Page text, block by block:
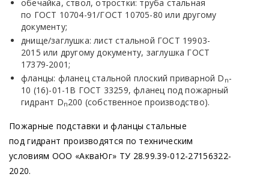
обечайка, ствол, отростки: труба стальная
по ГОСТ 10704-91/ГОСТ 10705-80 или другому
документу;
днище/заглушка: лист стальной ГОСТ 19903-
2015 или другому документу, заглушка ГОСТ
17379-2001;
фланцы: фланец стальной плоский приварной D n-
10 (16)-01-1В ГОСТ 33259, фланец под пожарный
гидрант Dn200 (собственное производство).
Пожарные подставки и фланцы стальные
под гидрант производятся по техническим
условиям ООО «АкваЮг» ТУ 28.99.39-012-27156322-
2020.